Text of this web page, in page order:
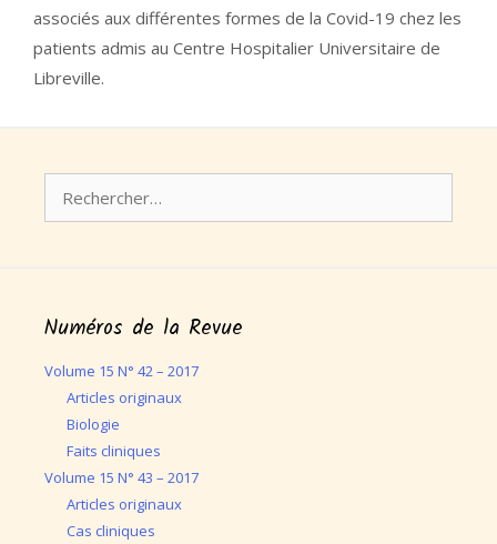
associés aux différentes formes de la Covid-19 chez les
patients admis au Centre Hospitalier Universitaire de
Libreville.
Numéros de la Revue
Volume 15 N° 42 – 2017
Articles originaux
Biologie
Faits cliniques
Volume 15 N° 43 – 2017
Articles originaux
Cas cliniques